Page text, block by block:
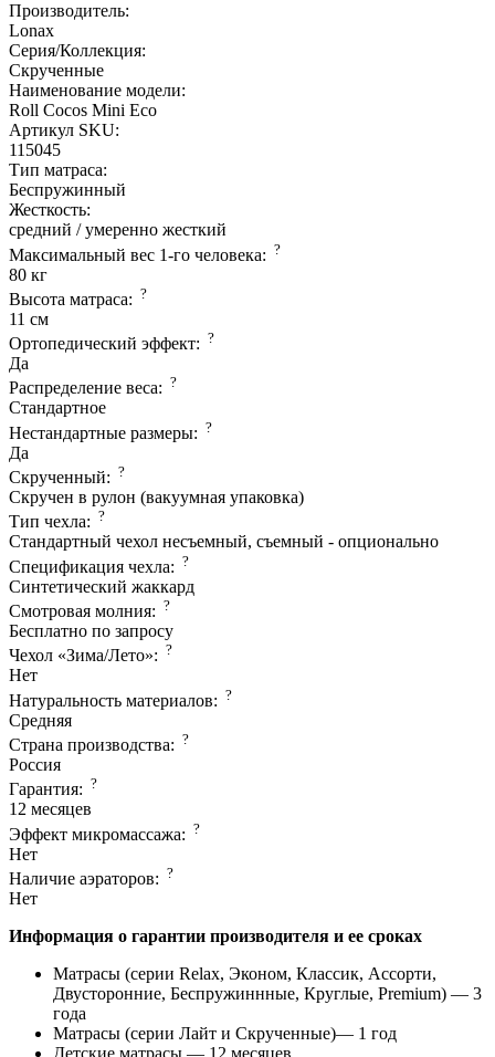
Производитель:
Lonax
Серия/Коллекция:
Скрученные
Наименование модели:
Roll Cocos Mini Eco
Артикул SKU:
115045
Тип матраса:
Беспружинный
Жесткость:
средний / умеренно жесткий
Максимальный вес 1-го человека: ?
80 кг
Высота матраса: ?
11 см
Ортопедический эффект: ?
Да
Распределение веса: ?
Стандартное
Нестандартные размеры: ?
Да
Скрученный: ?
Скручен в рулон (вакуумная упаковка)
Тип чехла: ?
Стандартный чехол несъемный, съемный - опционально
Спецификация чехла: ?
Синтетический жаккард
Смотровая молния: ?
Бесплатно по запросу
Чехол «Зима/Лето»: ?
Нет
Натуральность материалов: ?
Средняя
Страна производcтва: ?
Россия
Гарантия: ?
12 месяцев
Эффект микромассажа: ?
Нет
Наличие аэраторов: ?
Нет
Информация о гарантии производителя и ее сроках
Матрасы (серии Relax, Эконом, Классик, Ассорти,
Двусторонние, Беспружиннные, Круглые, Premium) — 3
года
Матрасы (серии Лайт и Скрученные)— 1 год
Детские матрасы — 12 месяцев